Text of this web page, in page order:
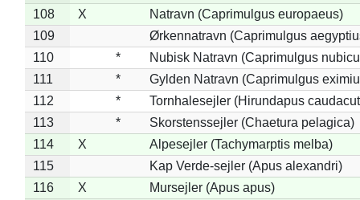
108 X
Natravn (Caprimulgus europaeus)
109
Ørkennatravn (Caprimulgus
110
*
Nubisk Natravn (Caprimulgus
111
*
Gylden Natravn (Caprimulgus
112
*
Tornhalesejler (Hirundapus
113
*
Skorstenssejler (Chaetura pelagica)
114
X
Alpesejler (Tachymarptis melba)
115
Kap Verde-sejler (Apus alexandri)
116
X
Mursejler (Apus apus)